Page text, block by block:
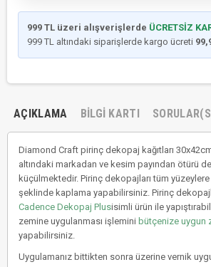
999 TL üzeri alışverişlerde ÜCRETSİZ
999 TL altındaki siparişlerde kargo ücreti
AÇIKLAMA BILGI KARTI
Diamond Craft pirinç dekopaj kağıtları
altındaki markadan ve kesim payından ötürü
küçülmektedir. Pirinç dekopajları tüm yüzeylere
şeklinde kaplama yapabilirsiniz. Pirinç
Cadence Dekopaj Plusisimli ürün ile
zemine uygulanması işlemini bütçenize uygun
yapabilirsiniz.
Uygulamanız bittikten sonra üzerine vernik